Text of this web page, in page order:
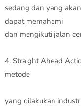
sedang dan yang
dapat memahami
dan mengikuti jalan
4. Straight Ahead
metode
yang dilakukan